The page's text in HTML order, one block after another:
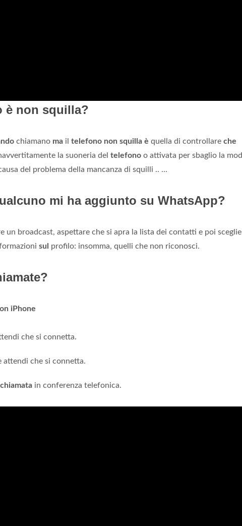
è non squilla?
chiamano ma il telefono non squilla è quella di controllare che
la suoneria del telefono o attivata per sbaglio la
del problema della mancanza di squilli .. ...
mi ha aggiunto su WhatsApp?
un broadcast, aspettare che si apra la lista dei contatti e poi
sul profilo: insomma, quelli che non riconosci.
iPhone
che si connetta.
attendi che si connetta.
chiamata in conferenza telefonica.